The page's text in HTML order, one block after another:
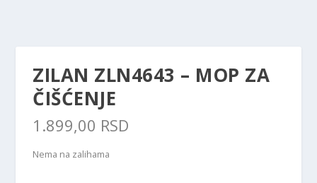
ZILAN ZLN4643 – MOP ZA
ČIŠĆENJE
1.899,00 RSD
Nema na zalihama